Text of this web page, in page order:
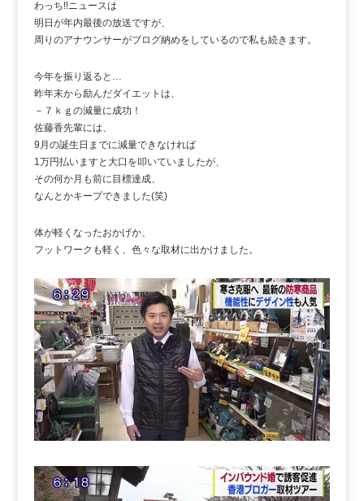
わっち!!ニュースは
明日が年内最後の放送ですが、
周りのアナウンサーがブログ納めをしているので私も続きます。
今年を振り返ると…
昨年末から励んだダイエットは、
－７ｋｇの減量に成功！
佐藤香先輩には、
9月の誕生日までに減量できなければ
1万円払いますと大口を叩いていましたが、
その何か月も前に目標達成、
なんとかキープできました(笑)
体が軽くなったおかげか、
フットワークも軽く、色々な取材に出かけました。